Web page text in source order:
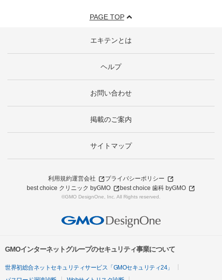
PAGE TOP
エキテンとは
ヘルプ
お問い合わせ
掲載のご案内
サイトマップ
利用規約運営会社
プライバシーポリシー
best choice クリニック byGMO
best choice 歯科 byGMO
©GMO DesignOne, Inc. All Rights reserved.
GMOインターネットグループのセキュリティ事業について
世界初総合ネットセキュリティサービス「GMOセキュリティ24」